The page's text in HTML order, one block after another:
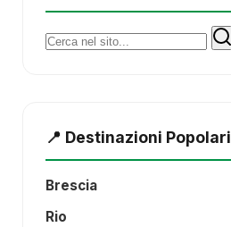
Cerca:
📍 Destinazioni Popolari
Brescia
Rio